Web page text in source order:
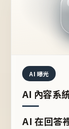
AI 曝光
AI 內容系
AI 在回答